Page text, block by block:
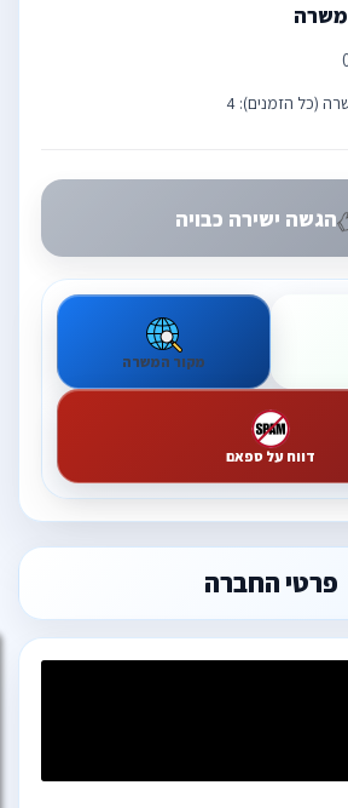
(כל הזמנים): 4
הגשה ישירה כבויה
מקור המשרה
דווח על ספאם
פרטי החברה